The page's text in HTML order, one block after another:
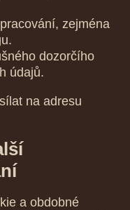
zejména
dozorčího
údajů.
na adresu
a obdobné